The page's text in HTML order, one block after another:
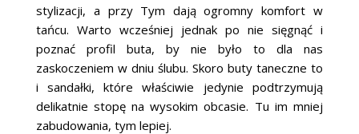
stylizacji, a przy Tym dają ogromny komfort w
tańcu. Warto wcześniej jednak po nie sięgnąć i
poznać profil buta, by nie było to dla nas
zaskoczeniem w dniu ślubu. Skoro buty taneczne to
i sandałki, które właściwie jedynie podtrzymują
delikatnie stopę na wysokim obcasie. Tu im mniej
zabudowania, tym lepiej.